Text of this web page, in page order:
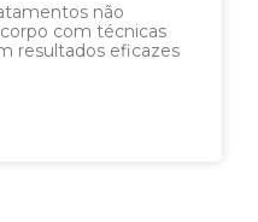
não
com técnicas
resultados eficazes